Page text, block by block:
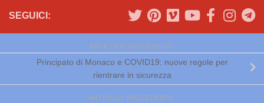
SEGUICI:
ARTICOLO SUCCESSIVO
Principato di Monaco e COVID19: nuove regole per
rientrare in sicurezza
ARTICOLO PRECEDENTE